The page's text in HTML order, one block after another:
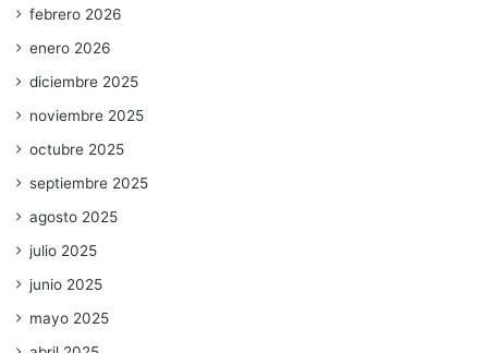
febrero 2026
enero 2026
diciembre 2025
noviembre 2025
octubre 2025
septiembre 2025
agosto 2025
julio 2025
junio 2025
mayo 2025